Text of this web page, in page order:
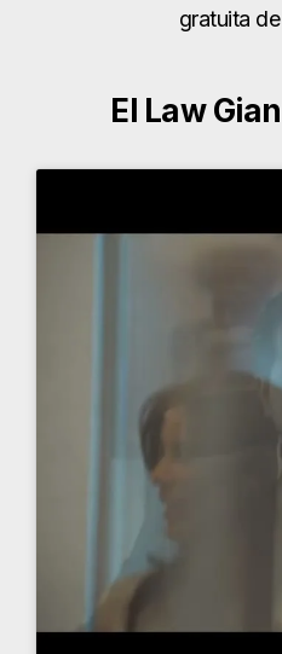
gratuita
El Law
Más sobre